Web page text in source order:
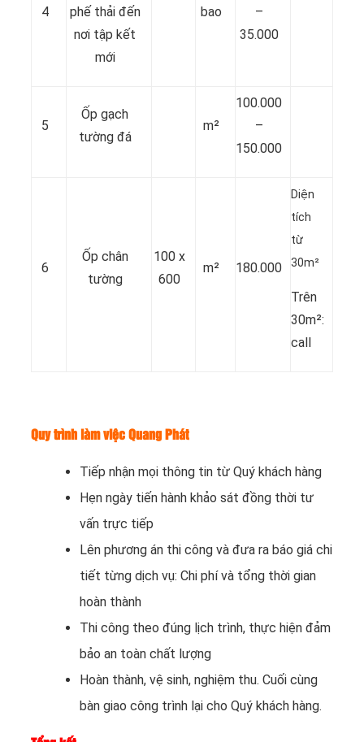
4
phế thải đến
nơi tập kết
mới
bao
–
35.000
5
Ốp gạch
tường đá
m²
100.000
–
150.000
6
Ốp chân
tường
100 x
600
m² 180.000
Diện
tích
từ
30m²
Trên
30m²:
call
Quy trình làm việc Quang Phát
Tiếp nhận mọi thông tin từ Quý khách hàng
Hẹn ngày tiến hành khảo sát đồng thời tư
vấn trực tiếp
Lên phương án thi công và đưa ra báo giá chi
tiết từng dịch vụ: Chi phí và tổng thời gian
hoàn thành
Thi công theo đúng lịch trình, thực hiện đảm
bảo an toàn chất lượng
Hoàn thành, vệ sinh, nghiệm thu. Cuối cùng
bàn giao công trình lại cho Quý khách hàng.